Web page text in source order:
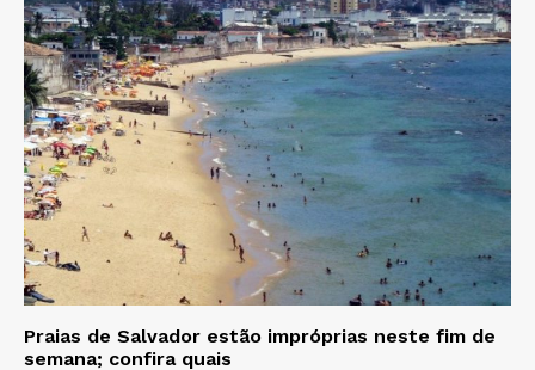
Praias de Salvador estão impróprias neste fim de
semana; confira quais